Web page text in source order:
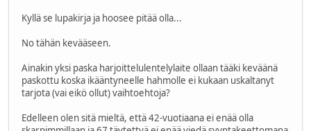
Kyllä se lupakirja ja hoosee pitää olla...
No tähän kevääseen.
Ainakin yksi paska harjoittelulentelylaite ollaan tääki keväänä
paskottu koska ikääntyneelle hahmolle ei kukaan uskaltanyt
tarjota (vai eikö ollut) vaihtoehtoja?
Edelleen olen sitä mieltä, että 42-vuotiaana ei enää olla